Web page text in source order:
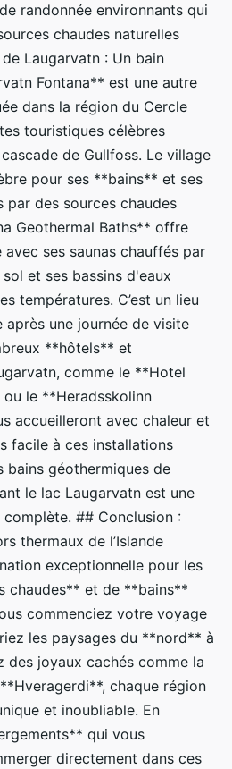
randonnée environnants qui
chaudes naturelles
Laugarvatn : Un bain
Fontana** est une autre
dans la région du Cercle
touristiques célèbres
de Gullfoss. Le village
pour ses **bains** et ses
des sources chaudes
Geothermal Baths** offre
avec ses saunas chauffés par
et ses bassins d'eaux
températures. C’est un lieu
une journée de visite
**hôtels** et
comme le **Hotel
le **Heradsskolinn
accueilleront avec chaleur et
facile à ces installations
bains géothermiques de
le lac Laugarvatn est une
## Conclusion :
thermaux de l’Islande
exceptionnelle pour les
chaudes** et de **bains**
commenciez votre voyage
les paysages du **nord** à
des joyaux cachés comme la
chaque région
et inoubliable. En
qui vous
directement dans ces